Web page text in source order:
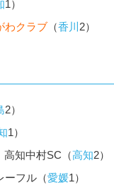
1）
わクラブ （香川 2）
2）
1）
知中村SC（高知2）
フル（愛媛1）